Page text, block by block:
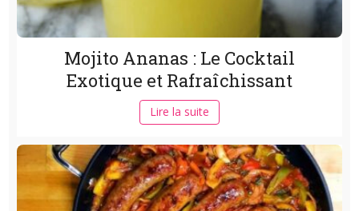
Mojito Ananas : Le Cocktail
Exotique et Rafraîchissant
Lire la suite